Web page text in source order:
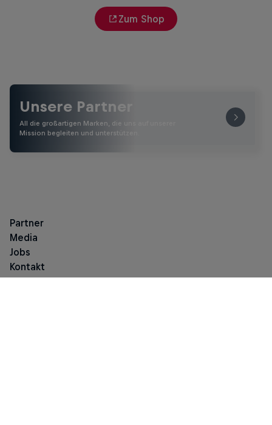
Zum Shop
Unsere Partner
All die großartigen Marken, die uns auf unserer
Mission begleiten und unterstützen.